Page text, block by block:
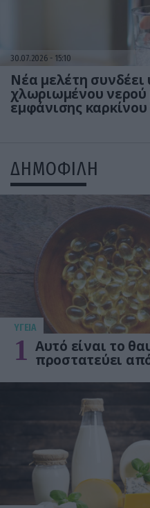
30.07.2026 15:10
Νέα μελέτη
χλωριωμένου νερού
εμφάνισης
ΔΗΜΟΦΙΛΗ
ΥΓΕΙΑ
1 Αυτό είναι το
προστατεύει